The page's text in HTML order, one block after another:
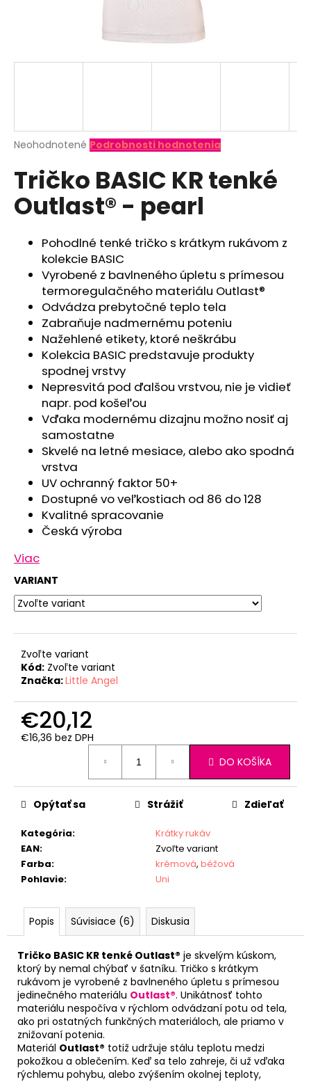
Priemerné
produktu
0,0
z
hviezdičiek.
Neohodnotené Podrobnosti hodnotenia
Tričko BASIC KR tenké
Outlast® - pearl
Pohodlné tenké tričko s krátkym rukávom z
kolekcie BASIC
Vyrobené z bavlneného úpletu s prímesou
termoregulačného materiálu Outlast®
Odvádza prebytočné teplo tela
Zabraňuje nadmernému poteniu
Nažehlené etikety, ktoré neškrábu
Kolekcia BASIC predstavuje produkty
spodnej vrstvy
Nepresvitá pod ďalšou vrstvou, nie je vidieť
napr. pod košeľou
Vďaka modernému dizajnu možno nosiť aj
samostatne
Skvelé na letné mesiace, alebo ako spodná
vrstva
UV ochranný faktor 50+
Dostupné vo veľkostiach od 86 do 128
Kvalitné spracovanie
Česká výroba
Viac
VARIANT
Zvoľte variant
Kód: Zvoľte variant
Značka:Little Angel
€20,12
€16,36 bez DPH
DO KOŠÍKA
Kategória:
Krátky rukáv
EAN:
Zvoľte variant
Farba: krémová, béžová
Pohlavie: Uni
Opýtať sa Strážiť Zdieľať
Popis Súvisiace (6) Diskusia
Tričko BASIC KR tenké Outlast® je skvelým kúskom,
ktorý by nemal chýbať v šatníku. Tričko s krátkym
rukávom je vyrobené z bavlneného úpletu s prímesou
jedinečného materiálu Outlast®. Unikátnosť tohto
materiálu nespočíva v rýchlom odvádzaní potu od tela,
ako pri ostatných funkčných materiáloch, ale priamo v
znižovaní potenia.
Materiál Outlast® totiž udržuje stálu teplotu medzi
pokožkou a oblečením. Keď sa telo zahreje, či už vďaka
rýchlemu pohybu, alebo zvýšením okolnej teploty,
PROSTERADLO
DO
KOČIARA
NEPRIEPUSTNÉ
PRIEDUŠNÉ
BIELA
€13,41